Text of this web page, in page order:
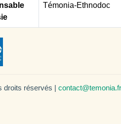
Témonia-Ethnodoc
droits réservés | contact@temonia.fr